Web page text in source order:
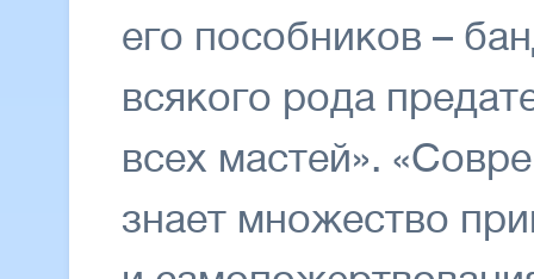
его пособников –
всякого рода
всех мастей».
знает множество